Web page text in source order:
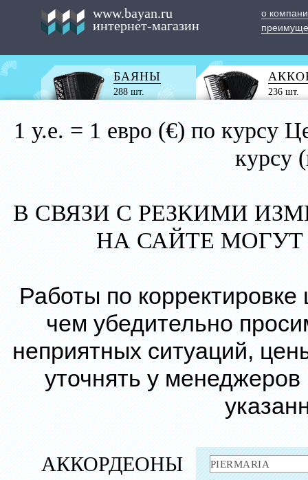
www.bayan.ru
интернет-магазин
о
БАЯНЫ
288 шт. 236 шт.
1 у.е. = 1 евро (€) по курсу
курсу
В СВЯЗИ С РЕЗКИМИ
НА САЙТЕ
Работы по
чем убедительно
неприятных ситуаций,
уточнять у
АККОРДЕОНЫ